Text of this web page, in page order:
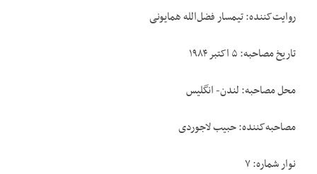
روایت‌کننده: تیمسار فضل‌الله همایونی
تاریخ مصاحبه: ۵ اکتبر ۱۹۸۴
محل مصاحبه: لندن- انگلیس
مصاحبه‌کننده: حبیب لاجوردی
نوار شماره: ۷